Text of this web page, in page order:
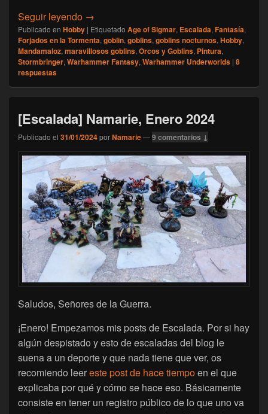
Seguir leyendo [Escalada] Namarie, Febrero 2024
→
Publicado en Hobby | Etiquetado Age of Sigmar, Escalada, Fantasía,
Forjados en la Tormenta, goblin, goblins, goblins nocturnos, Hobby,
Mandamaloz, maravillosos goblins, Orcos y Goblins, Pintura,
Stormbringer, Warhammer Fantasy, Warhammer Underworlds | 8
respuestas
[Escalada] Namarie, Enero 2024
Publicado el 31/01/2024porNamarie—9 comentarios ↓
Saludos, Señores de la Guerra.
¡Enero! Empezamos mis posts de Escalada. Por si hay
algún despistado y esto de escaladas del blog le
suena a un deporte y que nada tiene que ver, os
recomiendo leereste post de hace tiempoen el que
explicaba por qué y cómo se hace eso. Básicamente
consiste en tener un registro público de lo que uno va